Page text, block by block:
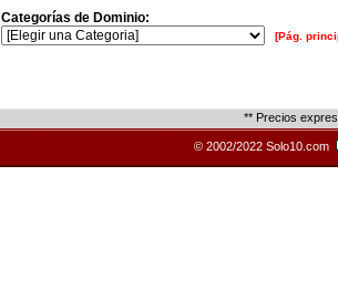
Categorías de Dominio:
[Pág.
** Precios
© 2002/2022 Solo10.com